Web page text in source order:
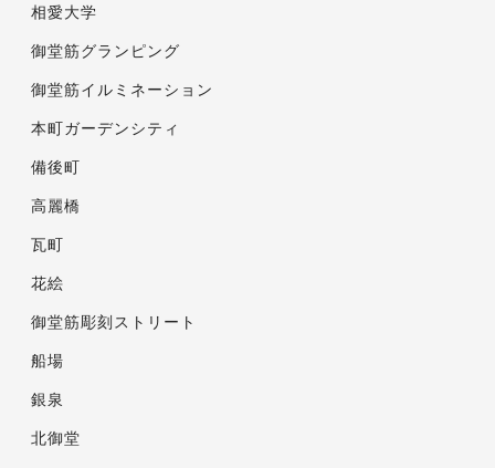
相愛大学
御堂筋グランピング
御堂筋イルミネーション
本町ガーデンシティ
備後町
高麗橋
瓦町
花絵
御堂筋彫刻ストリート
船場
銀泉
北御堂